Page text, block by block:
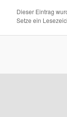
Dieser Eintrag
Setze ein